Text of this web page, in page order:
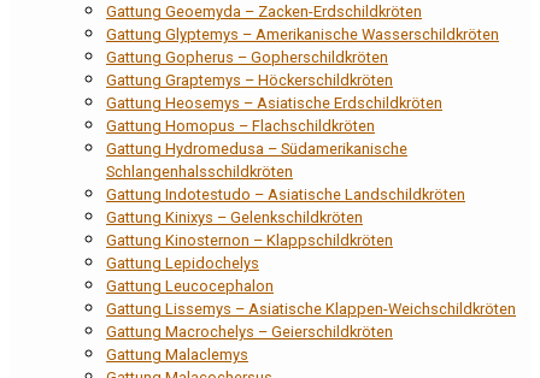
Gattung Geoemyda – Zacken-Erdschildkröten
Gattung Glyptemys – Amerikanische Wasserschildkröten
Gattung Gopherus – Gopherschildkröten
Gattung Graptemys – Höckerschildkröten
Gattung Heosemys – Asiatische Erdschildkröten
Gattung Homopus – Flachschildkröten
Gattung Hydromedusa – Südamerikanische
Schlangenhalsschildkröten
Gattung Indotestudo – Asiatische Landschildkröten
Gattung Kinixys – Gelenkschildkröten
Gattung Kinosternon – Klappschildkröten
Gattung Lepidochelys
Gattung Leucocephalon
Gattung Lissemys – Asiatische Klappen-Weichschildkröten
Gattung Macrochelys – Geierschildkröten
Gattung Malaclemys